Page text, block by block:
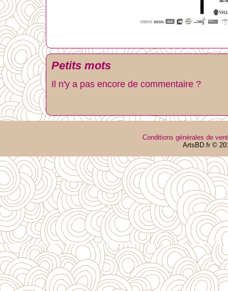
Petits mots
Il n'y a pas encore de commentaire ?
Conditions générales de
ArtsBD.fr ©